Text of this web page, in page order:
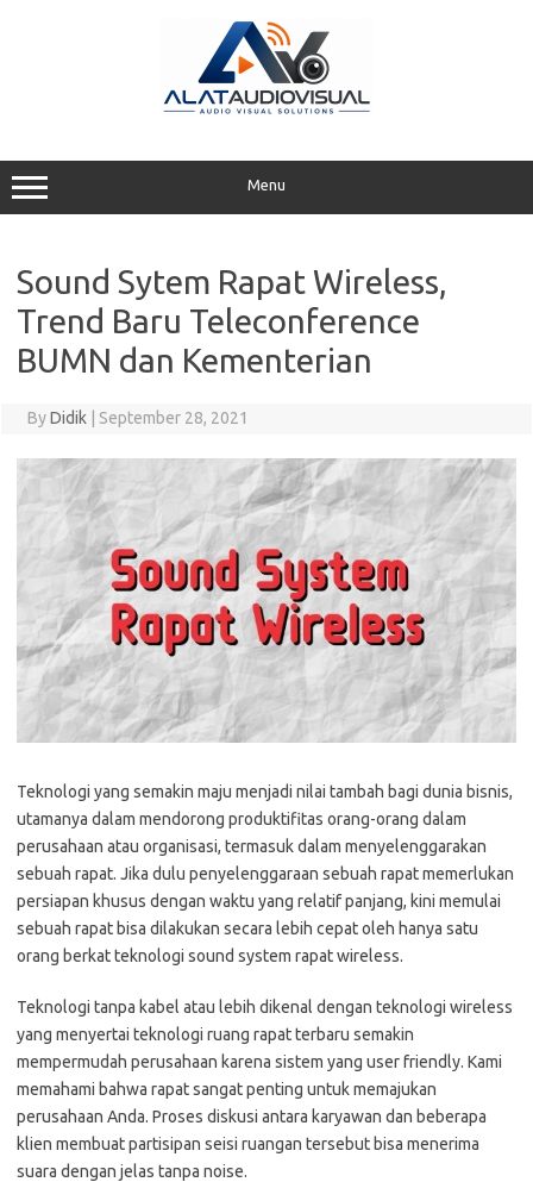
Menu
Sound Sytem Rapat Wireless,
Trend Baru Teleconference
BUMN dan Kementerian
ByDidik September 28, 2021
Teknologi yang semakin maju menjadi nilai tambah bagi dunia bisnis,
utamanya dalam mendorong produktifitas orang-orang dalam
perusahaan atau organisasi, termasuk dalam menyelenggarakan
sebuah rapat. Jika dulu penyelenggaraan sebuah rapat memerlukan
persiapan khusus dengan waktu yang relatif panjang, kini memulai
sebuah rapat bisa dilakukan secara lebih cepat oleh hanya satu
orang berkat teknologi sound system rapat wireless.
Teknologi tanpa kabel atau lebih dikenal dengan teknologi wireless
yang menyertai teknologi ruang rapat terbaru semakin
mempermudah perusahaan karena sistem yang user friendly. Kami
memahami bahwa rapat sangat penting untuk memajukan
perusahaan Anda. Proses diskusi antara karyawan dan beberapa
klien membuat partisipan seisi ruangan tersebut bisa menerima
suara dengan jelas tanpa noise.